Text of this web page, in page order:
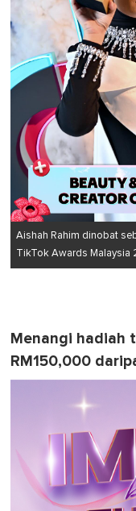
Aishah Rahim dinobat
TikTok Awards Malaysia
Menangi hadiah
RM150,000